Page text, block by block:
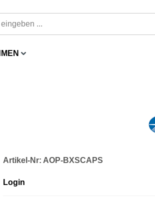
Artikel-Nr: AOP-BXSCAPS
Login